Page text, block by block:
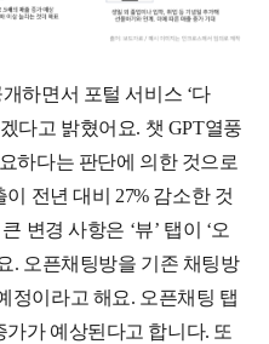
하면서 포털 서비스 ‘다
다고 밝혔어요. 챗 GPT열풍
하다는 판단에 의한 것으로
전년 대비 27% 감소한 것
변경 사항은 ‘뷰’ 탭이 ‘오
. 오픈채팅방을 기존 채팅방
정이라고 해요. 오픈채팅 탭
가가 예상된다고 합니다. 또